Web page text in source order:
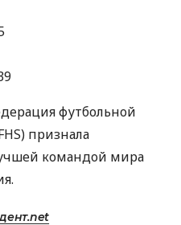
футбольной
признала
командой мира